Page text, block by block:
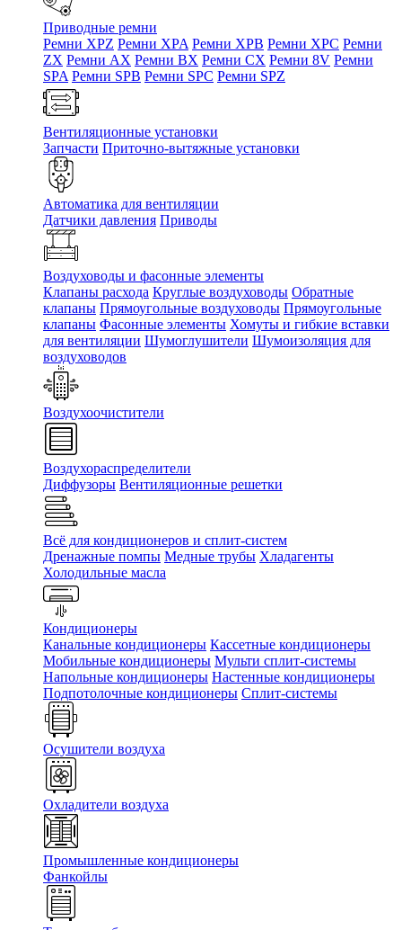
Приводные ремни
Ремни XPZ Ремни XPA Ремни XPB Ремни XPC Ремни
ZX Ремни AX Ремни BX Ремни CX Ремни 8V Ремни
SPA Ремни SPB Ремни SPC Ремни SPZ
Вентиляционные установки
Запчасти Приточно-вытяжные установки
Автоматика для вентиляции
Датчики давления Приводы
Воздуховоды и фасонные элементы
Клапаны расхода Круглые воздуховоды Обратные
клапаны Прямоугольные воздуховоды Прямоугольные
клапаны Фасонные элементы Хомуты и гибкие вставки
для вентиляции Шумоглушители Шумоизоляция для
воздуховодов
Воздухоочистители
Воздухораспределители
Диффузоры Вентиляционные решетки
Всё для кондиционеров и сплит-систем
Дренажные помпы Медные трубы Хладагенты
Холодильные масла
Кондиционеры
Канальные кондиционеры Кассетные кондиционеры
Мобильные кондиционеры Мульти сплит-системы
Напольные кондиционеры Настенные кондиционеры
Подпотолочные кондиционеры Сплит-системы
Осушители воздуха
Охладители воздуха
Промышленные кондиционеры
Фанкойлы